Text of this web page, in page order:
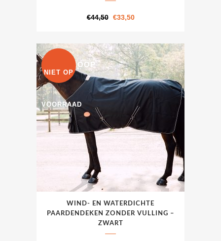
kan
gekozen
worden
op
de
productpagina
€44,50 Oorspronkelijke
was:
€44,50.
€33,50Huidige
is:
€33,50.
UITVERKOOP
NIET OP
VOORRAAD
product
WIND- EN WATERDICHTE
PAARDENDEKEN ZONDER VULLING –
ZWART